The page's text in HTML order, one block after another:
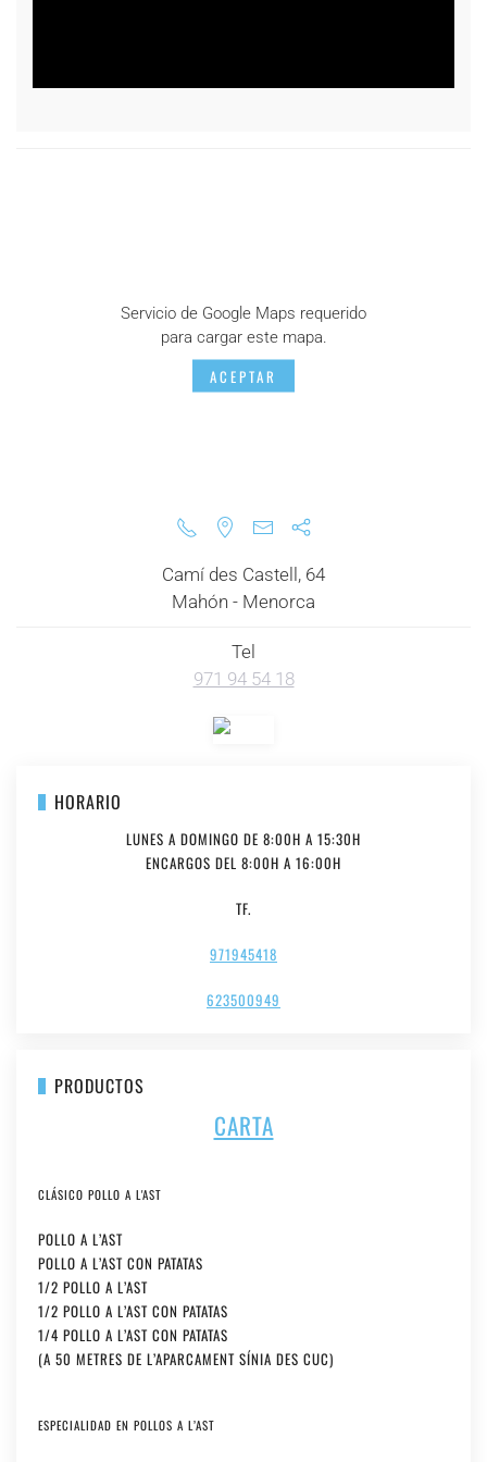
Servicio de Google Maps requerido
para cargar este mapa.
ACEPTAR
Camí des Castell, 64
Mahón - Menorca
Tel
971 94 54 18
HORARIO
LUNES A DOMINGO DE 8:00H A 15:30H
ENCARGOS DEL 8:00H A 16:00H
TF.
971945418
623500949
PRODUCTOS
CARTA
CLÁSICO POLLO A L'AST
POLLO A L’AST
POLLO A L’AST CON PATATAS
1/2 POLLO A L’AST
1/2 POLLO A L’AST CON PATATAS
1/4 POLLO A L’AST CON PATATAS
(A 50 METRES DE L’APARCAMENT SÍNIA DES CUC)
ESPECIALIDAD EN POLLOS A L’AST